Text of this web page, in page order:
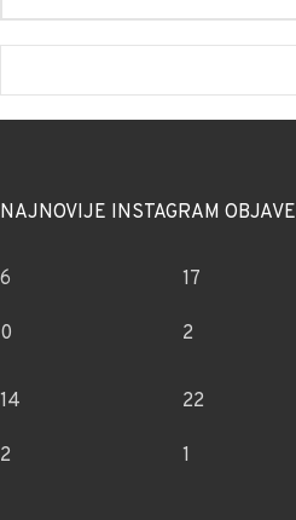
NAJNOVIJE INSTAGRAM OBJAVE
6
0
17
2
14
2
22
1